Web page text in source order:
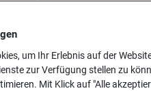
um Ihr Erlebnis auf der
zur Verfügung stellen zu
Mit Klick auf "Alle